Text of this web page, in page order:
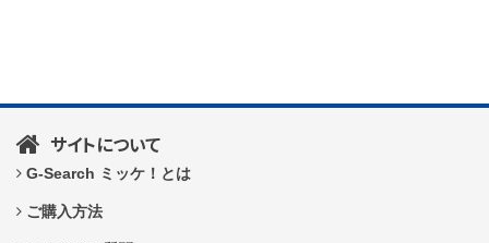
サイトについて
G-Search ミッケ！とは
ご購入方法